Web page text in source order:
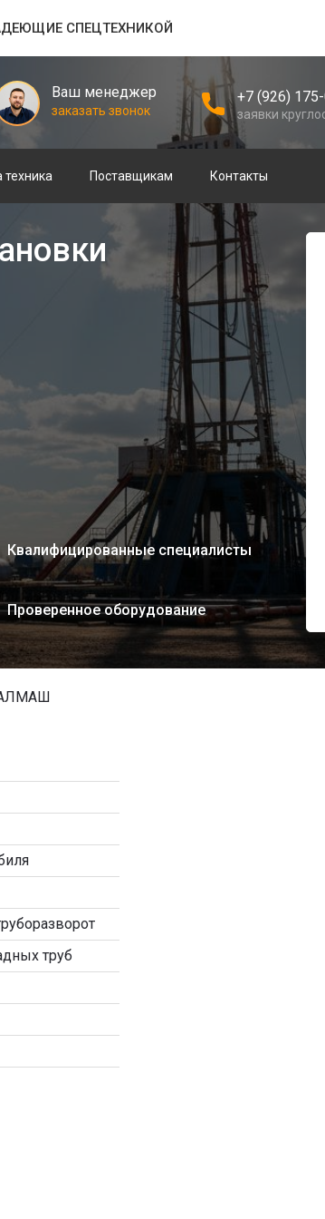
СПЕЦТЕХНИКОЙ
Ваш менеджер
заказать звонок
+7 (926)
заявки
техника Поставщикам Контакты
Квалифицированные специалисты
Проверенное оборудование
труб